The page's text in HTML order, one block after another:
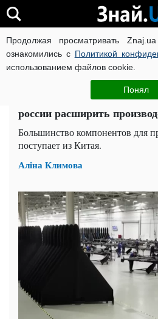
Продолжая просматривать
ознакомились с Политикой
использованием файлов cookie.
Понял
ВОЙНА РОССИИ ПРОТИВ
10 тысяч "Шахедов" в
россии расширить
Большинство компонентов для
поступает из Китая.
Аліна Климова